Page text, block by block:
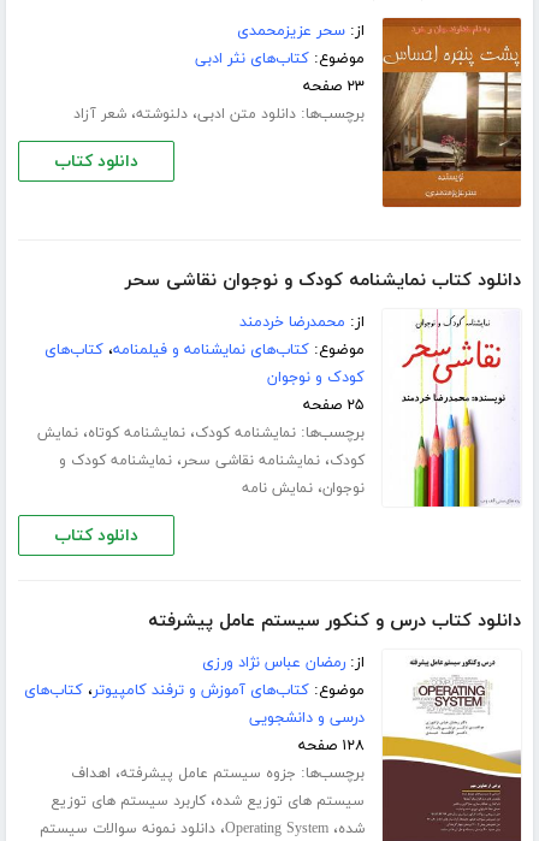
از:سحر عزیزمحمدی
موضوع:کتاب‌های نثر ادبی
۲۳ صفحه
برچسب‌ها:دانلود متن ادبی،دلنوشته،شعر آزاد
دانلود کتاب
دانلود کتاب نمایشنامه کودک و نوجوان نقاشی سحر
از: محمدرضا خردمند
موضوع:کتاب‌های نمایشنامه و فیلمنامه،کتاب‌های
کودک و نوجوان
۲۵ صفحه
برچسب‌ها:نمایشنامه کودک،نمایشنامه کوتاه،نمایش
کودک،نمایشنامه نقاشی سحر،نمایشنامه کودک و
نوجوان،نمایش نامه
دانلود کتاب
دانلود کتاب درس و کنکور سیستم عامل پیشرفته
از:رمضان عباس نژاد ورزی
موضوع:کتاب‌های آموزش و ترفند کامپیوتر،کتاب‌های
درسی و دانشجویی
۱۲۸ صفحه
برچسب‌ها: جزوه سیستم عامل پیشرفته، اهداف
سیستم های توزیع شده،کاربرد سیستم های توزیع
شده،Operating System،دانلود نمونه سوالات سیستم